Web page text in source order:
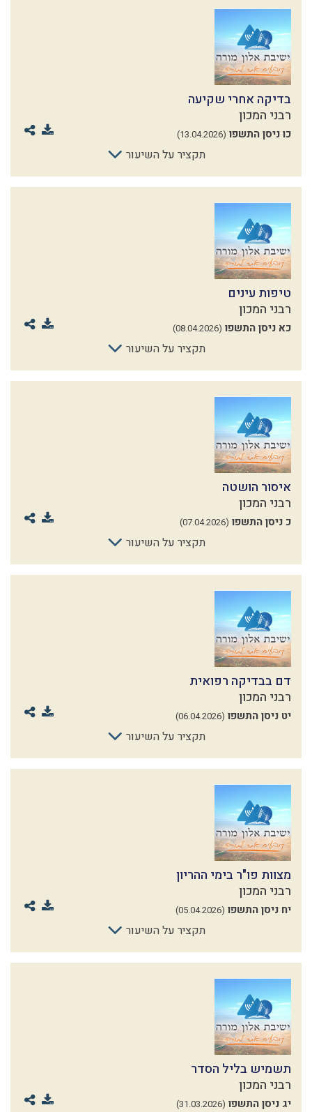
בדיקה אחרי שקיעה
רבני המכון
כו ניסן התשפו (13.04.2026)
תקציר על השיעור
טיפות עינים
רבני המכון
כא ניסן התשפו (08.04.2026)
תקציר על השיעור
איסור הושטה
רבני המכון
כ ניסן התשפו (07.04.2026)
תקציר על השיעור
דם בבדיקה רפואית
רבני המכון
יט ניסן התשפו (06.04.2026)
תקציר על השיעור
מצוות פו"ר בימי ההריון
רבני המכון
יח ניסן התשפו (05.04.2026)
תקציר על השיעור
תשמיש בליל הסדר
רבני המכון
יג ניסן התשפו (31.03.2026)